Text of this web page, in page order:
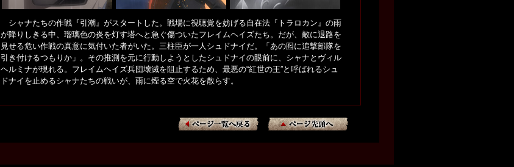
シャナたちの作戦『引潮』がスタートした。戦場に視聴覚を妨げる自在法『トラロカン』の雨
が降りしきる中、瑠璃色の炎を灯す塔へと急ぐ傷ついたフレイムヘイズたち。だが、敵に退路を
見せる危い作戦の真意に気付いた者がいた。三柱臣が一人シュドナイだ。「あの囮に追撃部隊を
引き付けるつもりか」。その推測を元に行動しようとしたシュドナイの眼前に、シャナとヴィル
ヘルミナが現れる。フレイムヘイズ兵団壊滅を阻止するため、最悪の“紅世の王”と呼ばれるシュ
ドナイを止めるシャナたちの戦いが、雨に煙る空で火花を散らす。